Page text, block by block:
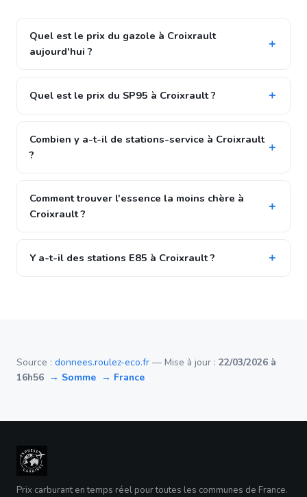
Quel est le prix du gazole à Croixrault
aujourd'hui ?
Quel est le prix du SP95 à Croixrault ?
Combien y a-t-il de stations-service à Croixrault
?
Comment trouver l'essence la moins chère à
Croixrault ?
Y a-t-il des stations E85 à Croixrault ?
Source : donnees.roulez-eco.fr — Mise à jour : 22/03/2026 à
16h56 → Somme → France
Prix carburant en temps réel pour toutes les communes de France.